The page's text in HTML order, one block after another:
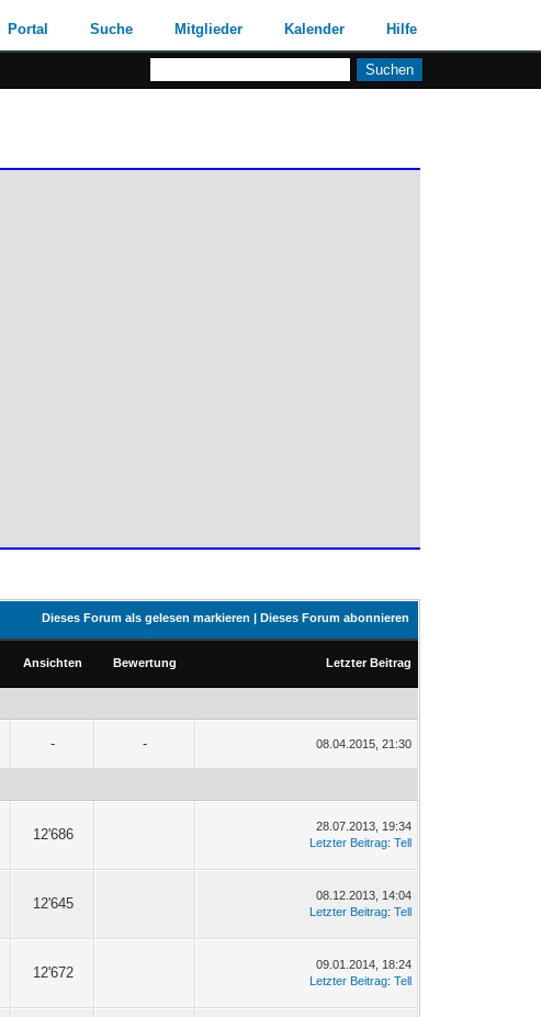
Portal Suche Mitglieder Kalender Hilfe
Dieses Forum als gelesen markieren |Dieses Forum abonnieren
Ansichten Bewertung Letzter Beitrag
- - 08.04.2015, 21:30
12'686
28.07.2013, 19:34
Letzter Beitrag:Tell
12'645
08.12.2013, 14:04
Letzter Beitrag:Tell
12'672
09.01.2014, 18:24
Letzter Beitrag:Tell